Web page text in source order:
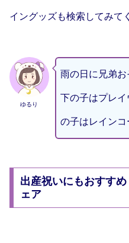
イングッズも検索してみて
ゆるり
雨の日に兄弟
下の子はプレ
の子はレインコ
出産祝いにもおすす
ェア